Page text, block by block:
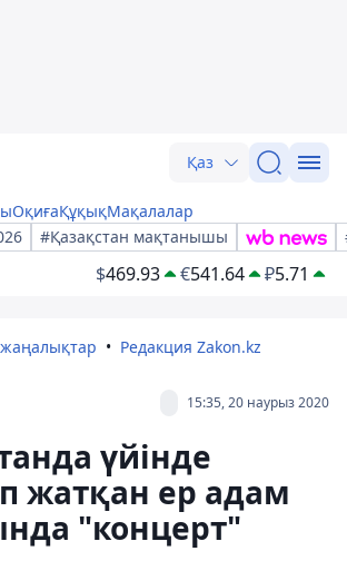
Қаз
ОқиғаҚұқықМақалалар
#Қазақстан мақтанышы
$469.93 €541.64 ₽5.71
Редакция Zakon.kz
15:35, 20 наурыз 2020
үйінде
жатқан ер адам
"концерт"